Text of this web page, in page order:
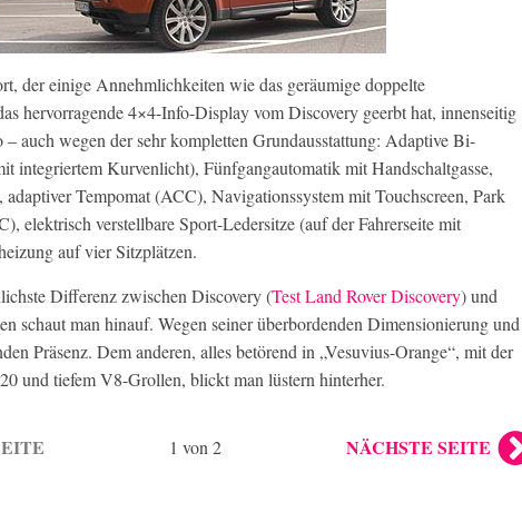
der einige Annehmlichkeiten wie das geräumige doppelte
hervorragende 4×4-Info-Display vom Discovery geerbt hat, innenseitig
– auch wegen der sehr kompletten Grundausstattung: Adaptive Bi-
integriertem Kurvenlicht), Fünfgangautomatik mit Handschaltgasse,
adaptiver Tempomat (ACC), Navigationssystem mit Touchscreen, Park
elektrisch verstellbare Sport-Ledersitze (auf der Fahrerseite mit
auf vier Sitzplätzen.
Differenz zwischen Discovery (Test Land Rover Discovery) und
schaut man hinauf. Wegen seiner überbordenden Dimensionierung und
Präsenz. Dem anderen, alles betörend in „Vesuvius-Orange“, mit der
und tiefem V8-Grollen, blickt man lüstern hinterher.
1 von 2 NÄCHSTE SEITE